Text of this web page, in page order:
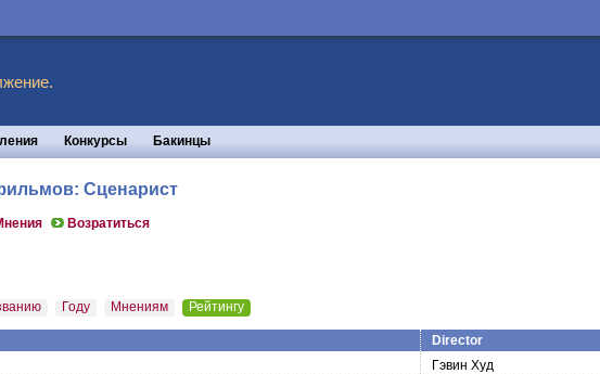
Конкурсы Бакинцы
Сценарист
Возратиться
Году Мнениям Рейтингу
Director
Гэвин Худ